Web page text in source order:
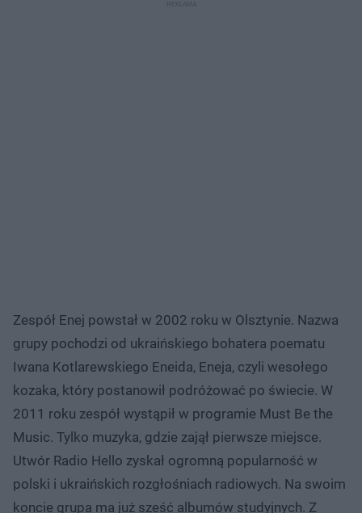
Zespół Enej powstał w 2002 roku w Olsztynie. Nazwa
grupy pochodzi od ukraińskiego bohatera poematu
Iwana Kotlarewskiego Eneida, Eneja, czyli wesołego
kozaka, który postanowił podróżować po świecie. W
2011 roku zespół wystąpił w programie Must Be the
Music. Tylko muzyka, gdzie zajął pierwsze miejsce.
Utwór Radio Hello zyskał ogromną popularność w
polski i ukraińskich rozgłośniach radiowych. Na swoim
koncie grupa ma już sześć albumów studyjnych. Z